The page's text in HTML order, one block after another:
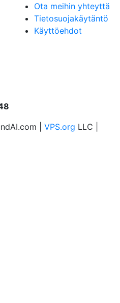
Ota meihin yhteyttä
Tietosuojakäytäntö
Käyttöehdot
| VPS.org LLC |